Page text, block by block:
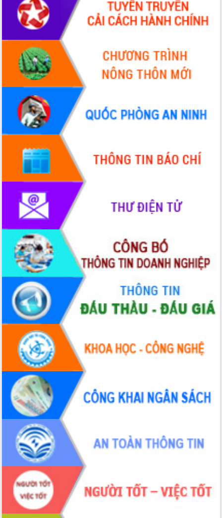
VIDEO
Không có file video nào để phát.
ALBUM ẢNH
THỐNG KÊ TRUY CẬP
Hôm nay: 22675
Tất cả: 66067998